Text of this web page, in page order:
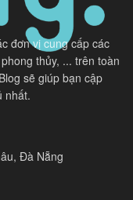
đơn vị cung cấp các
thủy, ... trên toàn
sẽ giúp bạn cập
nhất.
Đà Nẵng